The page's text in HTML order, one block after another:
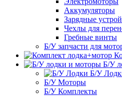
Аккумуляторы
Зарядные
Чехлы для
Гребные винты
Б/У запчасти для
Б/У
Б/У
Б/У Моторы
Б/У Комплекты